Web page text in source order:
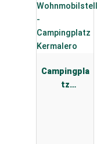
Campingpla
tz